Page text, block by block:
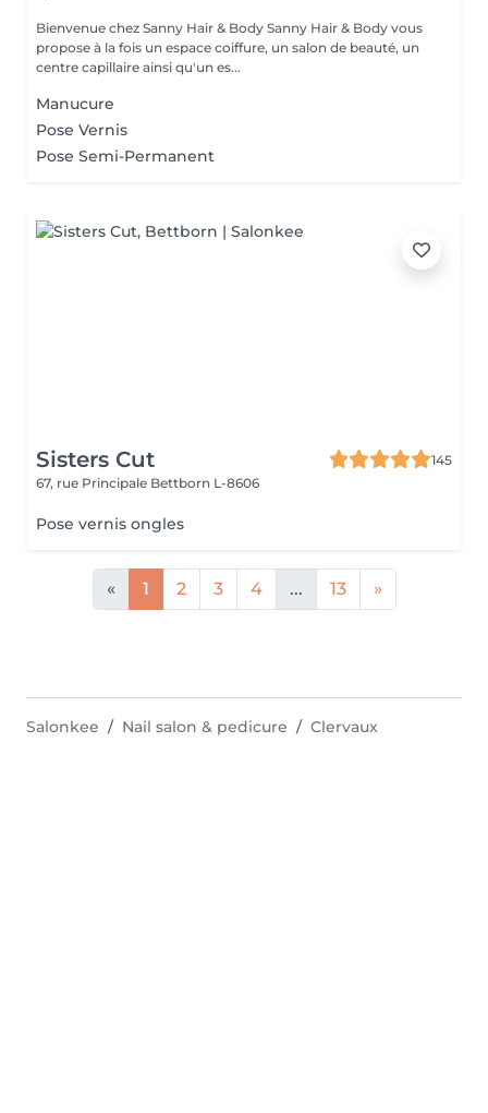
Bienvenue chez Sanny Hair & Body Sanny Hair & Body vous
propose à la fois un espace coiffure, un salon de beauté, un
centre capillaire ainsi qu'un es...
Manucure
Pose Vernis
Pose Semi-Permanent
Sisters Cut
145
67, rue Principale Bettborn L-8606
Pose vernis ongles
« 1 2 3 4 ... 13 »
Salonkee Nail salon & pedicure Clervaux